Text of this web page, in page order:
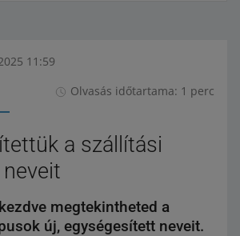
11:59
Olvasás időtartama: 1 perc
a szállítási
megtekintheted a
új, egységesített neveit.